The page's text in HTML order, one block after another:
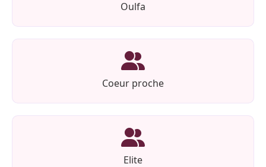
Oulfa
Coeur proche
Elite